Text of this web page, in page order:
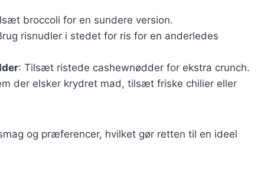
broccoli for en sundere version.
risnudler i stedet for ris for en anderledes
: Tilsæt ristede cashewnødder for ekstra crunch.
der elsker krydret mad, tilsæt friske chilier eller
og præferencer, hvilket gør retten til en ideel